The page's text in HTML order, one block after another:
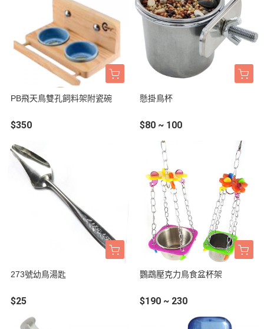
PB飛天鳥雙孔飼料架附瓷碗
$350
懸掛鳥杯
$80 ~ 100
273號幼鳥湯匙
$25
鸚鵡壓克力鳥食盆杯架
$190 ~ 230